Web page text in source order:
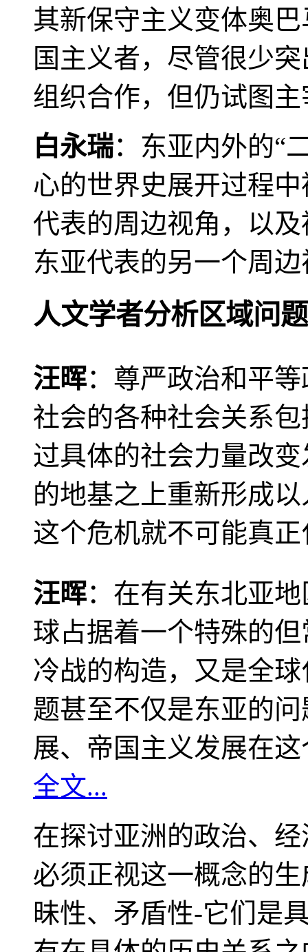
其新保守主义变体奥
国主义者，尽管很少
组织合作，但仍试图
白永瑞：东亚内外的“
心的世界史展开过程
代表的周边视角，以
东亚代表的另一个周
人文学者分析区域问题
汪晖：尊严政治和平
社会的各种社会关系
过具体的社会力量改
的地基之上重新形成
这个危机就不可能真
汪晖：在有关东北亚
球占据着一个特殊的
冷战的构造，又是全
题甚至不仅是东亚的
展、帝国主义发展在
全文...
在探讨亚洲的政治、
必须正视这一概念的
昧性、矛盾性-它们是